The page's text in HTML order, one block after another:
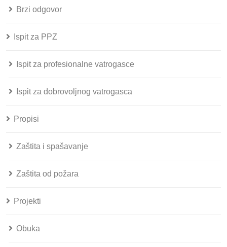
Brzi odgovor
Ispit za PPZ
Ispit za profesionalne vatrogasce
Ispit za dobrovoljnog vatrogasca
Propisi
Zaštita i spašavanje
Zaštita od požara
Projekti
Obuka